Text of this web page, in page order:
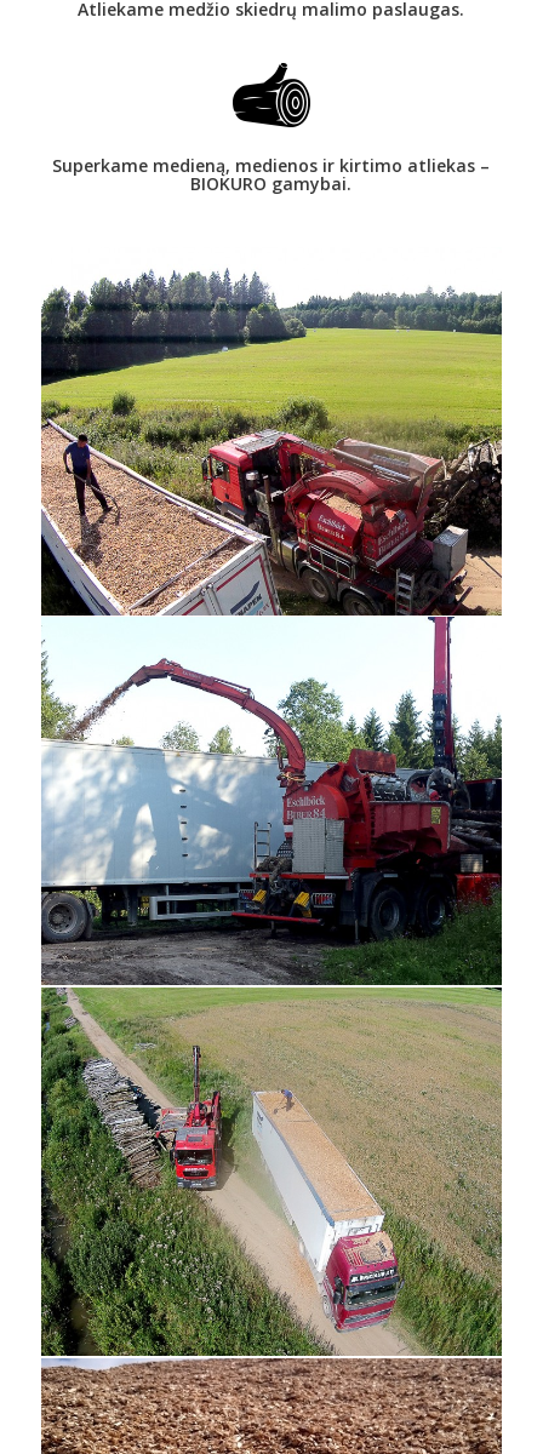
Atliekame medžio skiedrų malimo paslaugas.
Superkame medieną, medienos ir kirtimo atliekas –
BIOKURO gamybai.